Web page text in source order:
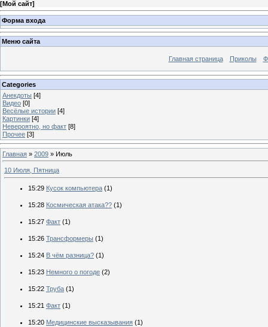
[Мой сайт]
Форма входа
Меню сайта
Главная страница Приколы
Categories
Анекдоты [4]
Видео [0]
Весёлые истории [4]
Картинки [4]
Невероятно, но факт [8]
Прочее [3]
Главная » 2009 » Июль
10 Июля, Пятница
15:29 Кусок компьютера (1)
15:28 Космическая атака?? (1)
15:27 Факт (1)
15:26 Трансформеры (1)
15:24 В чём разница? (1)
15:23 Немного о погоде (2)
15:22 Труба (1)
15:21 Факт (1)
15:20 Медицинские высказывания (1)